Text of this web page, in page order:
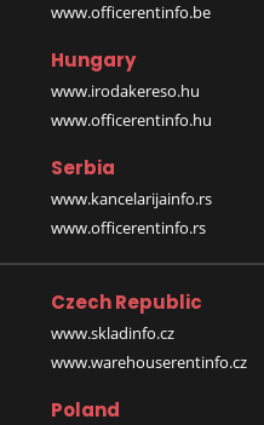
www.officerentinfo.be
Hungary
www.irodakereso.hu
www.officerentinfo.hu
Serbia
www.kancelarijainfo.rs
www.officerentinfo.rs
Czech Republic
www.skladinfo.cz
www.warehouserentinfo.cz
Poland